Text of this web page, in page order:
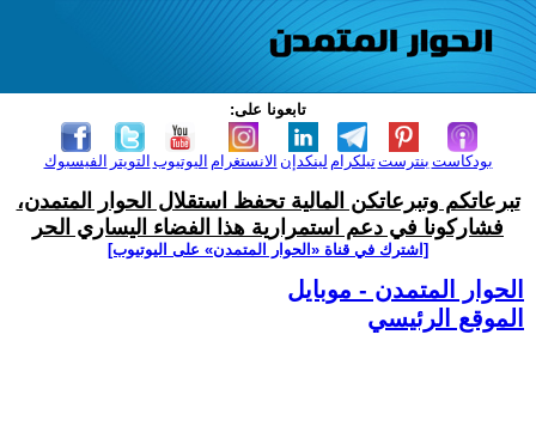
تابعونا على:
الفيسبوك التويتر اليوتيوب الانستغرام لينكدإن تيلكرامبنترست بودكاست
تبرعاتكم وتبرعاتكن المالية تحفظ استقلال الحوار المتمدن،
فشاركونا في دعم استمرارية هذا الفضاء اليساري الحر
[اشترك في قناة ‫«الحوار المتمدن» على اليوتيوب]
الحوار المتمدن - موبايل
الموقع الرئيسي